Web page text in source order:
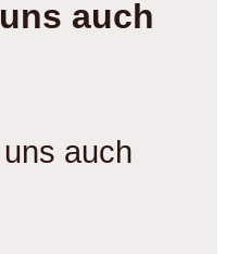
auch
auch